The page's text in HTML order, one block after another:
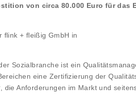
von circa 80.000 Euro für
flink + fleißig GmbH in
Sozialbranche ist ein
eine Zertifizierung der
die Anforderungen im Markt und